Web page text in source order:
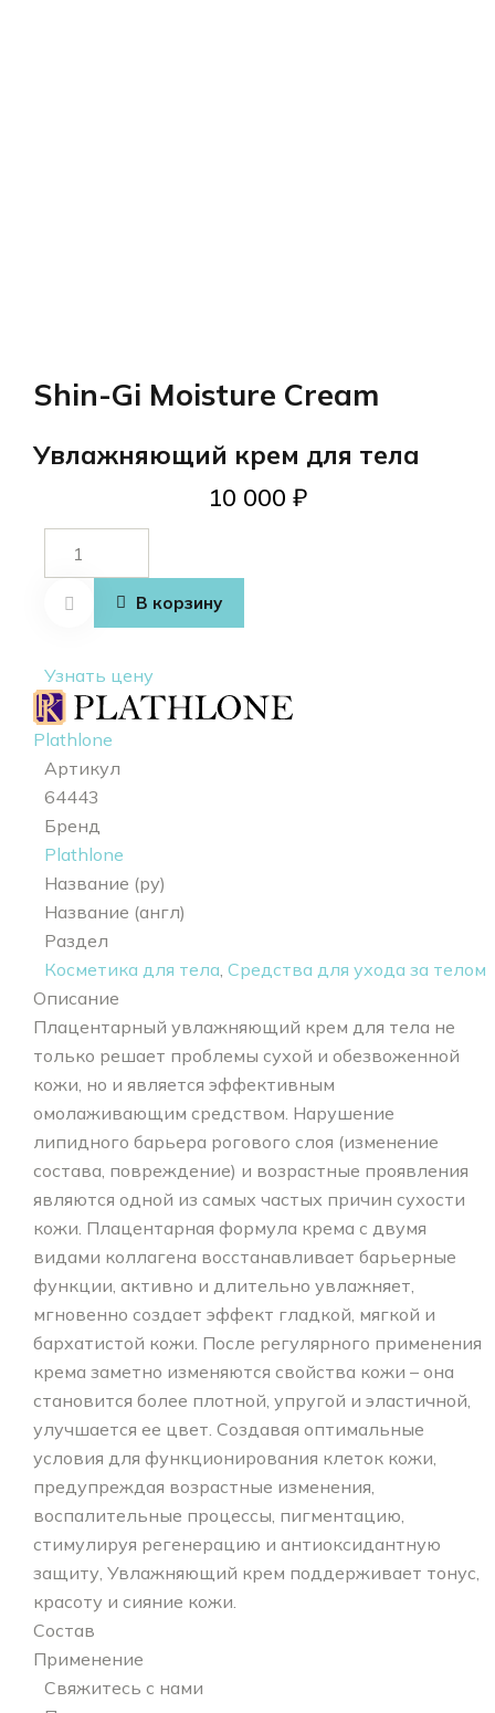
Shin-Gi Moisture Cream
Увлажняющий крем для тела
10 000 ₽
Количество
товара
Shin-Gi
Moisture
В корзину
Узнать цену
Plathlone
Артикул
64443
Бренд
Plathlone
Название (ру)
Название (англ)
Раздел
Косметика для тела, Средства для ухода за телом
Описание
Плацентарный увлажняющий крем для тела не
только решает проблемы сухой и обезвоженной
кожи, но и является эффективным
омолаживающим средством. Нарушение
липидного барьера рогового слоя (изменение
состава, повреждение) и возрастные проявления
являются одной из самых частых причин сухости
кожи. Плацентарная формула крема с двумя
видами коллагена восстанавливает барьерные
функции, активно и длительно увлажняет,
мгновенно создает эффект гладкой, мягкой и
бархатистой кожи. После регулярного применения
крема заметно изменяются свойства кожи – она
становится более плотной, упругой и эластичной,
улучшается ее цвет. Создавая оптимальные
условия для функционирования клеток кожи,
предупреждая возрастные изменения,
воспалительные процессы, пигментацию,
стимулируя регенерацию и антиоксидантную
защиту, Увлажняющий крем поддерживает тонус,
красоту и сияние кожи.
Состав
Применение
Свяжитесь с нами